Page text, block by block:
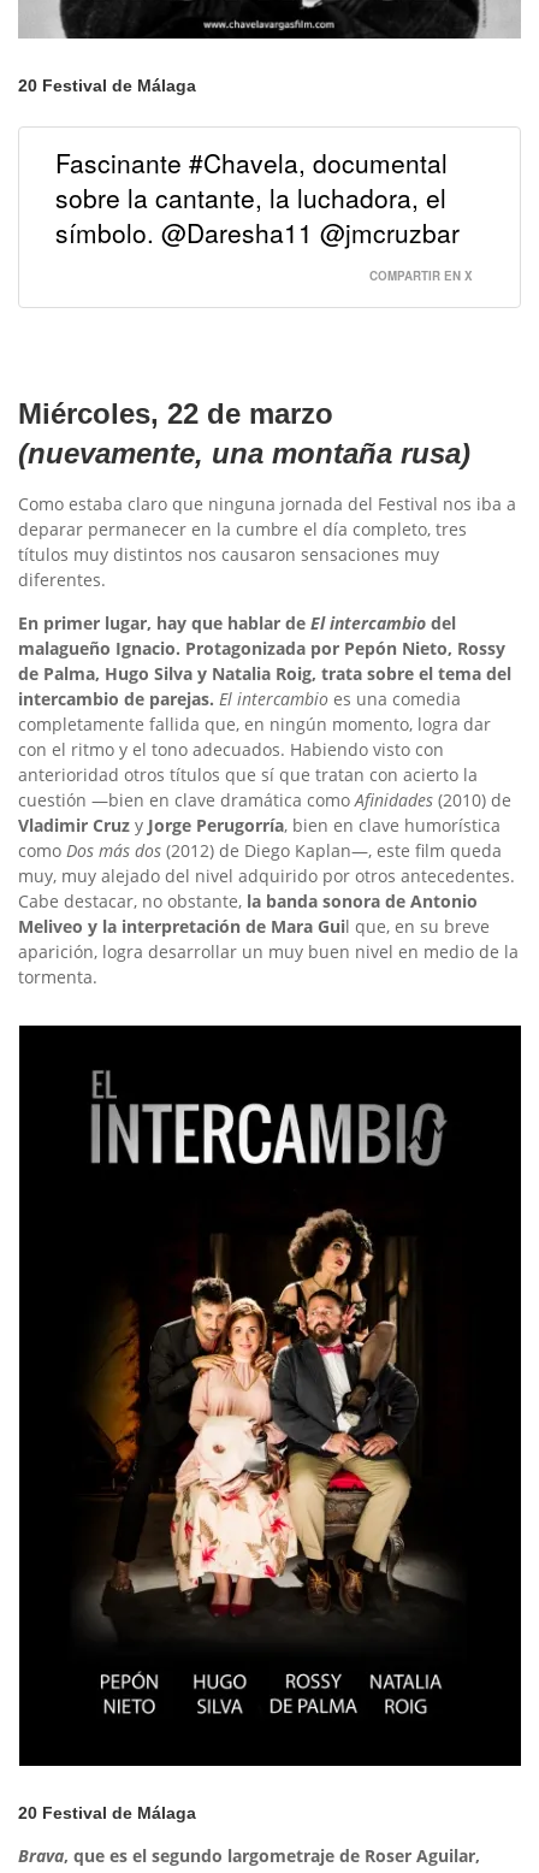
20 Festival de Málaga
Fascinante #Chavela, documental
sobre la cantante, la luchadora, el
símbolo. @Daresha11 @jmcruzbar
COMPARTIR EN X
Miércoles, 22 de marzo
(nuevamente, una montaña rusa)
Como estaba claro que ninguna jornada del Festival nos iba a
deparar permanecer en la cumbre el día completo, tres
títulos muy distintos nos causaron sensaciones muy
diferentes.
En primer lugar, hay que hablar de El intercambio del
malagueño Ignacio. Protagonizada por Pepón Nieto, Rossy
de Palma, Hugo Silva y Natalia Roig, trata sobre el tema del
intercambio de parejas. El intercambio es una comedia
completamente fallida que, en ningún momento, logra dar
con el ritmo y el tono adecuados. Habiendo visto con
anterioridad otros títulos que sí que tratan con acierto la
cuestión —bien en clave dramática comoAfinidades (2010) de
Vladimir Cruz y Jorge Perugorría, bien en clave humorística
como Dos más dos (2012) de Diego Kaplan—, este film queda
muy, muy alejado del nivel adquirido por otros antecedentes.
Cabe destacar, no obstante, la banda sonora de Antonio
Meliveo y la interpretación de Mara Guil que, en su breve
aparición, logra desarrollar un muy buen nivel en medio de la
tormenta.
20 Festival de Málaga
Brava, que es el segundo largometraje de Roser Aguilar,